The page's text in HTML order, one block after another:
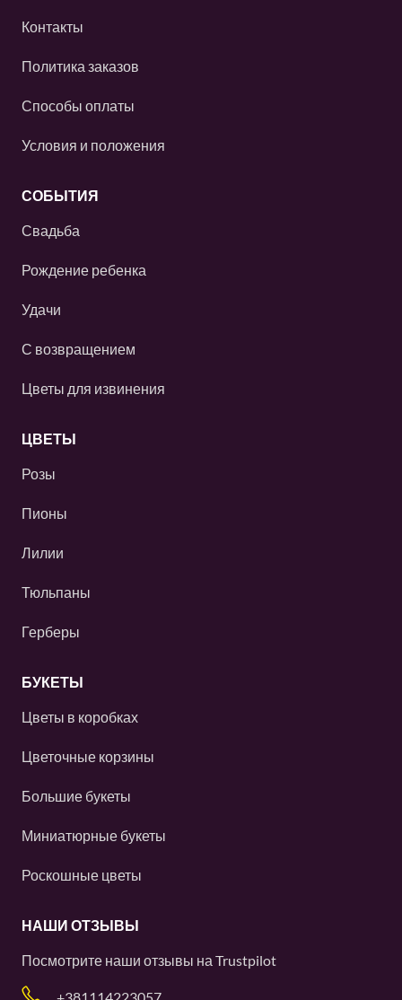
Контакты
Политика заказов
Способы оплаты
Условия и положения
СОБЫТИЯ
Свадьба
Рождение ребенка
Удачи
С возвращением
Цветы для извинения
ЦВЕТЫ
Розы
Пионы
Лилии
Тюльпаны
Герберы
БУКЕТЫ
Цветы в коробках
Цветочные корзины
Большие букеты
Миниатюрные букеты
Роскошные цветы
НАШИ ОТЗЫВЫ
Посмотрите наши отзывы на Trustpilot
+381114223057